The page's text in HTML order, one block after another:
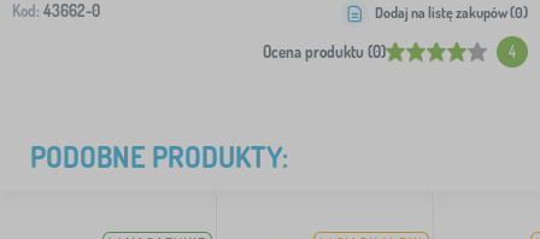
Kod: 43662-0
Ocena produktu (0) 4
Dodaj na listę zakupów (0)
PODOBNE PRODUKTY: